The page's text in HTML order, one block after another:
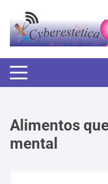
contenido
Alimentos
mental